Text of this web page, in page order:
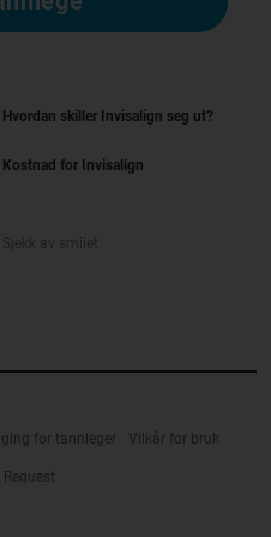
Hvordan skiller Invisalign seg ut?
Kostnad for Invisalign
for tannleger Vilkår for bruk